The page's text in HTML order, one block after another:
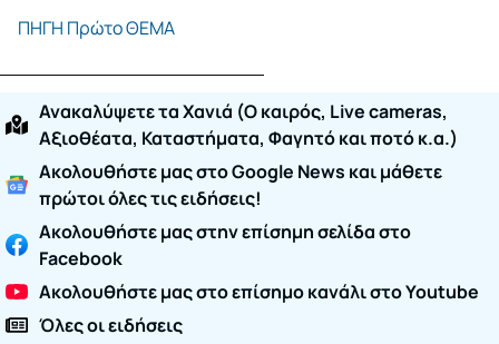
ΠΗΓΗ Πρώτο ΘΕΜΑ
Ανακαλύψετε τα Χανιά (O καιρός, Live cameras,
Αξιοθέατα, Καταστήματα, Φαγητό και ποτό κ.α.)
Ακολουθήστε μας στο Google News και μάθετε
πρώτοι όλες τις ειδήσεις!
Ακολουθήστε μας στην επίσημη σελίδα στο
Facebook
Ακολουθήστε μας στο επίσημο κανάλι στο Youtube
Όλες οι ειδήσεις